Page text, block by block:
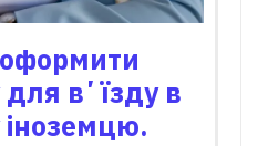
вʼїзду в
іноземцю.